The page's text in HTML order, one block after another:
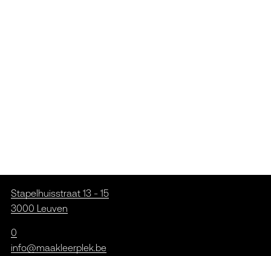
Stapelhuisstraat 13 - 15
3000 Leuven
0
info@maakleerplek.be